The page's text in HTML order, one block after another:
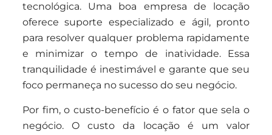
tecnológica. Uma boa empresa de locação
oferece suporte especializado e ágil, pronto
para resolver qualquer problema rapidamente
e minimizar o tempo de inatividade. Essa
tranquilidade é inestimável e garante que seu
foco permaneça no sucesso do seu negócio.
Por fim, o custo-benefício é o fator que sela o
negócio. O custo da locação é um valor